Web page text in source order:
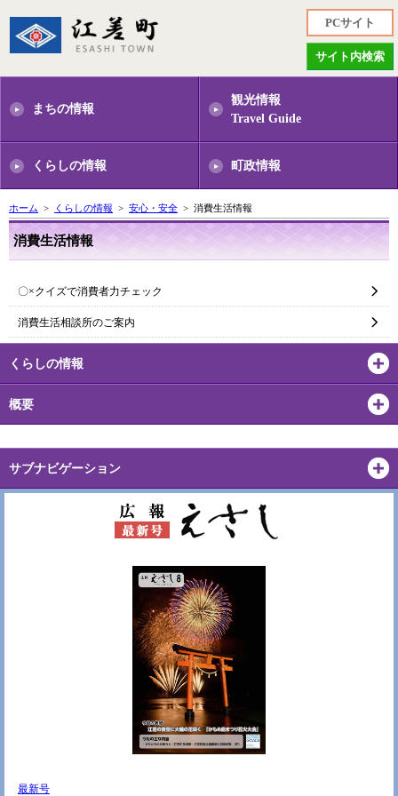
PCサイト
サイト内検索
まちの情報
観光情報
Travel Guide
くらしの情報 町政情報
ホーム > くらしの情報 > 安心・安全 > 消費生活情報
消費生活情報
〇×クイズで消費者力チェック
消費生活相談所のご案内
くらしの情報
概要
サブナビゲーション
最新号